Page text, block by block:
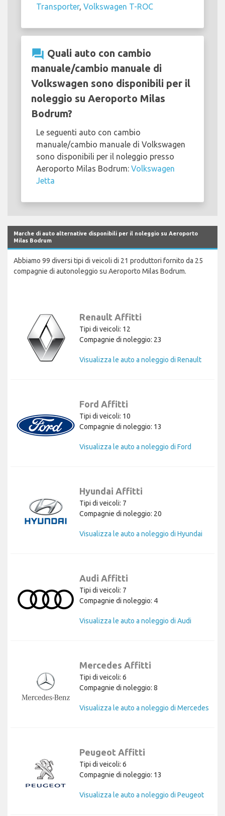
Transporter, Volkswagen T-ROC
question_answer Quali auto con cambio
manuale/cambio manuale di
Volkswagen sono disponibili per il
noleggio su Aeroporto Milas
Bodrum?
Le seguenti auto con cambio
manuale/cambio manuale di Volkswagen
sono disponibili per il noleggio presso
Aeroporto Milas Bodrum: Volkswagen
Jetta
Marche di auto alternative disponibili per il noleggio su Aeroporto
Milas Bodrum
Abbiamo 99 diversi tipi di veicoli di 21 produttori fornito da 25
compagnie di autonoleggio su Aeroporto Milas Bodrum.
Renault Affitti
Tipi di veicoli: 12
Compagnie di noleggio: 23
Visualizza le auto a noleggio di Renault
Ford Affitti
Tipi di veicoli: 10
Compagnie di noleggio: 13
Visualizza le auto a noleggio di Ford
Hyundai Affitti
Tipi di veicoli: 7
Compagnie di noleggio: 20
Visualizza le auto a noleggio di Hyundai
Audi Affitti
Tipi di veicoli: 7
Compagnie di noleggio: 4
Visualizza le auto a noleggio di Audi
Mercedes Affitti
Tipi di veicoli: 6
Compagnie di noleggio: 8
Visualizza le auto a noleggio di Mercedes
Peugeot Affitti
Tipi di veicoli: 6
Compagnie di noleggio: 13
Visualizza le auto a noleggio di Peugeot